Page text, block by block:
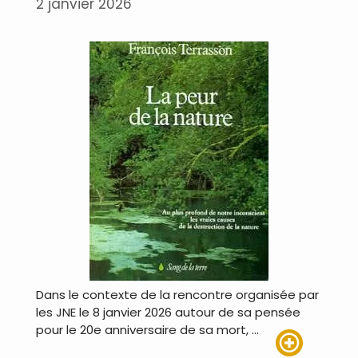
2 janvier 2026
Dans le contexte de la rencontre organisée par
les JNE le 8 janvier 2026 autour de sa pensée
pour le 20e anniversaire de sa mort, …